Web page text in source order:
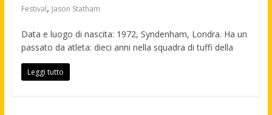
Festival, Jason Statham
Data e luogo di nascita: 1972, Syndenham, Londra. Ha un
passato da atleta: dieci anni nella squadra di tuffi della
Leggi tutto